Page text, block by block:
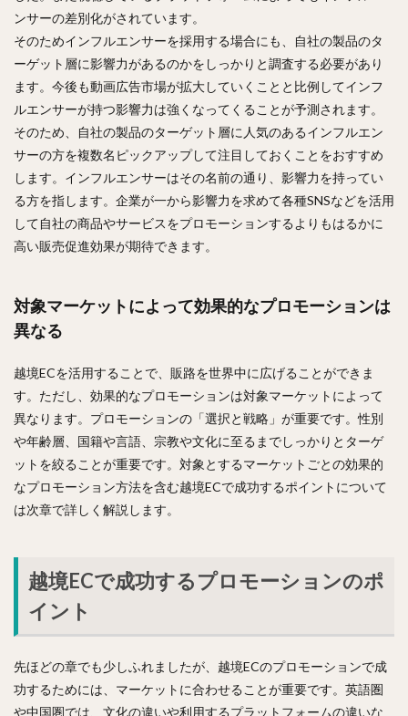
ンサーの差別化がされています。
そのためインフルエンサーを採用する場合にも、自社の製品のタ
ーゲット層に影響力があるのかをしっかりと調査する必要があり
ます。今後も動画広告市場が拡大していくことと比例してインフ
ルエンサーが持つ影響力は強くなってくることが予測されます。
そのため、自社の製品のターゲット層に人気のあるインフルエン
サーの方を複数名ピックアップして注目しておくことをおすすめ
します。インフルエンサーはその名前の通り、影響力を持ってい
る方を指します。企業が一から影響力を求めて各種SNSなどを活用
して自社の商品やサービスをプロモーションするよりもはるかに
高い販売促進効果が期待できます。
対象マーケットによって効果的なプロモーションは
異なる
越境ECを活用することで、販路を世界中に広げることができま
す。ただし、効果的なプロモーションは対象マーケットによって
異なります。プロモーションの「選択と戦略」が重要です。性別
や年齢層、国籍や言語、宗教や文化に至るまでしっかりとターゲ
ットを絞ることが重要です。対象とするマーケットごとの効果的
なプロモーション方法を含む越境ECで成功するポイントについて
は次章で詳しく解説します。
越境ECで成功するプロモーションのポ
イント
先ほどの章でも少しふれましたが、越境ECのプロモーションで成
功するためには、マーケットに合わせることが重要です。英語圏
や中国圏では、文化の違いや利用するプラットフォームの違いな